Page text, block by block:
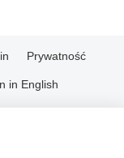
Prywatność
in English